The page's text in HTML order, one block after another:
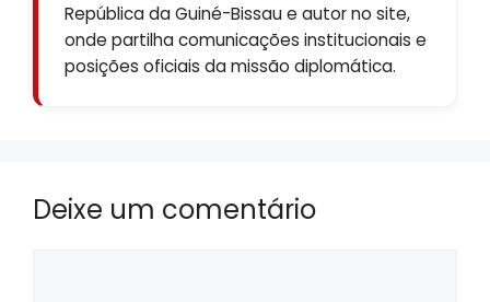
República da Guiné-Bissau e autor no site,
onde partilha comunicações institucionais e
posições oficiais da missão diplomática.
Deixe um comentário